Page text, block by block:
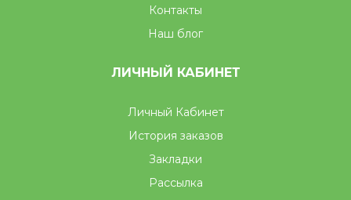
Контакты
Наш блог
ЛИЧНЫЙ КАБИНЕТ
Личный Кабинет
История заказов
Закладки
Рассылка